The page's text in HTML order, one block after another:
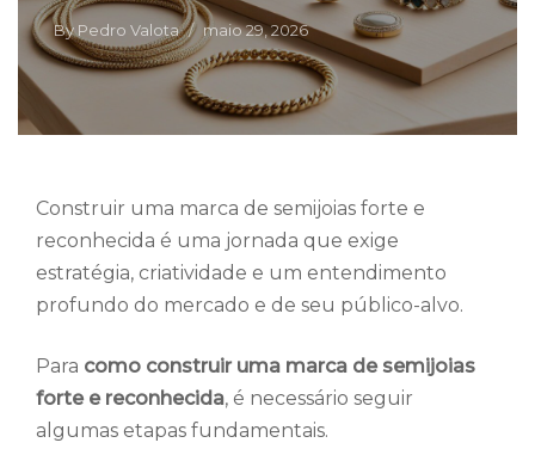
ByPedro Valota maio 29, 2026
Construir uma marca de semijoias forte e
reconhecida é uma jornada que exige
estratégia, criatividade e um entendimento
profundo do mercado e de seu público-alvo.
Para como construir uma marca de semijoias
forte e reconhecida, é necessário seguir
algumas etapas fundamentais.